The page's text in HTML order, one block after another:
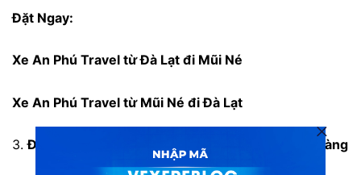
Đặt Ngay:
Xe An Phú Travel từ Đà Lạt đi Mũi Né
Xe An Phú Travel từ Mũi Né đi Đà Lạt
3.Đánh giá xe An Phú Travel đi Mũi Né từ khách hàng